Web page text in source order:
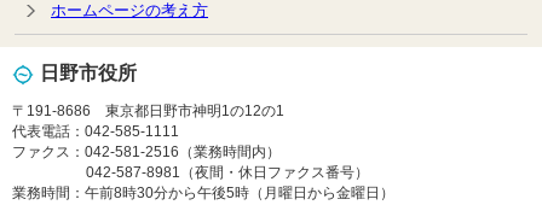
ホームページの考え方
日野市役所
〒191-8686 東京都日野市神明1の12の1
代表電話：042-585-1111
ファクス：042-581-2516（業務時間内）
042-587-8981（夜間・休日ファクス番号）
業務時間：午前8時30分から午後5時（月曜日から金曜日）